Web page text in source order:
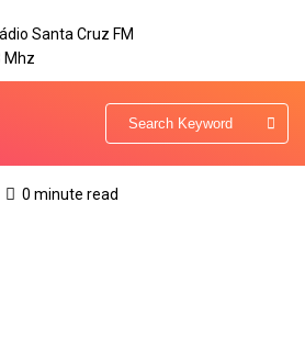
0 minute read